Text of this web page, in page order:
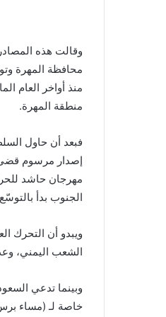
محافظة المهرة
منذ أواخر العام
منطقة المهرة.
فبعد أن حاول
إصدار مرسوم قضى
مهرجان حاشد
الجنوب بدأ
ويبدو أن التحرك
الشعب اليمني،
وبينما تدعي
خاصة لـ (مساء